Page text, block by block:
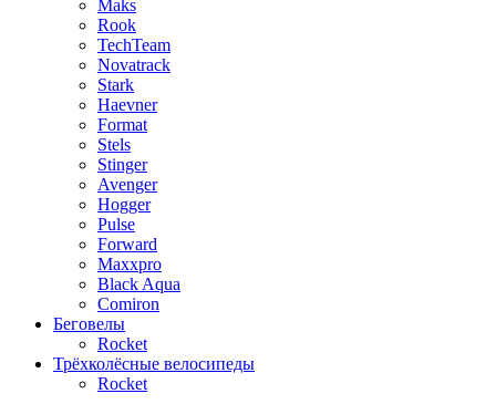
Maks
Rook
TechTeam
Novatrack
Stark
Haevner
Format
Stels
Stinger
Avenger
Hogger
Pulse
Forward
Maxxpro
Black Aqua
Comiron
Беговелы
Rocket
Трёхколёсные велосипеды
Rocket